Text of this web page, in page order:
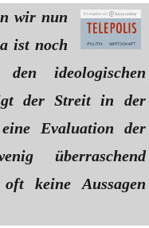
wir nun
ist noch
ideologischen
der Streit in der
Evaluation der
überraschend
keine Aussagen